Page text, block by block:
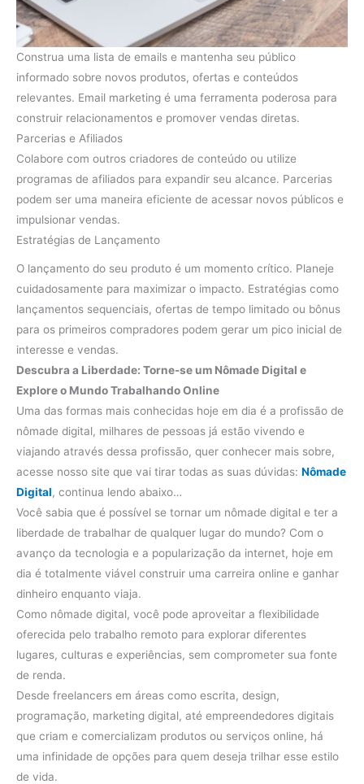
Construa uma lista de emails e mantenha seu público
informado sobre novos produtos, ofertas e conteúdos
relevantes. Email marketing é uma ferramenta poderosa para
construir relacionamentos e promover vendas diretas.
Parcerias e Afiliados
Colabore com outros criadores de conteúdo ou utilize
programas de afiliados para expandir seu alcance. Parcerias
podem ser uma maneira eficiente de acessar novos públicos e
impulsionar vendas.
Estratégias de Lançamento
O lançamento do seu produto é um momento crítico. Planeje
cuidadosamente para maximizar o impacto. Estratégias como
lançamentos sequenciais, ofertas de tempo limitado ou bônus
para os primeiros compradores podem gerar um pico inicial de
interesse e vendas.
Descubra a Liberdade: Torne-se um Nômade Digital e
Explore o Mundo Trabalhando Online
Uma das formas mais conhecidas hoje em dia é a profissão de
nômade digital, milhares de pessoas já estão vivendo e
viajando através dessa profissão, quer conhecer mais sobre,
acesse nosso site que vai tirar todas as suas dúvidas: Nômade
Digital, continua lendo abaixo…
Você sabia que é possível se tornar um nômade digital e ter a
liberdade de trabalhar de qualquer lugar do mundo? Com o
avanço da tecnologia e a popularização da internet, hoje em
dia é totalmente viável construir uma carreira online e ganhar
dinheiro enquanto viaja.
Como nômade digital, você pode aproveitar a flexibilidade
oferecida pelo trabalho remoto para explorar diferentes
lugares, culturas e experiências, sem comprometer sua fonte
de renda.
Desde freelancers em áreas como escrita, design,
programação, marketing digital, até empreendedores digitais
que criam e comercializam produtos ou serviços online, há
uma infinidade de opções para quem deseja trilhar esse estilo
de vida.